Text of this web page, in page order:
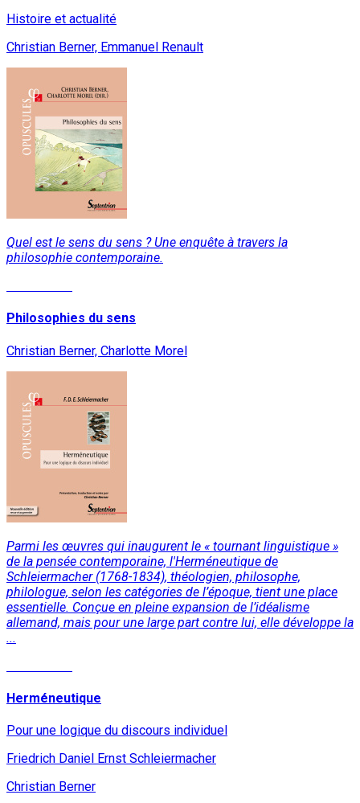
Histoire et actualité
Christian Berner, Emmanuel Renault
Quel est le sens du sens ? Une enquête à travers la
philosophie contemporaine.
Philosophies du sens
Christian Berner, Charlotte Morel
Parmi les œuvres qui inaugurent le « tournant linguistique »
de la pensée contemporaine, l'Herméneutique de
Schleiermacher (1768-1834), théologien, philosophe,
philologue, selon les catégories de l’époque, tient une place
essentielle. Conçue en pleine expansion de l’idéalisme
allemand, mais pour une large part contre lui, elle développe la
...
Herméneutique
Pour une logique du discours individuel
Friedrich Daniel Ernst Schleiermacher
Christian Berner